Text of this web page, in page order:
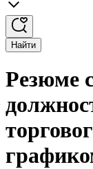
Найти
Резюме